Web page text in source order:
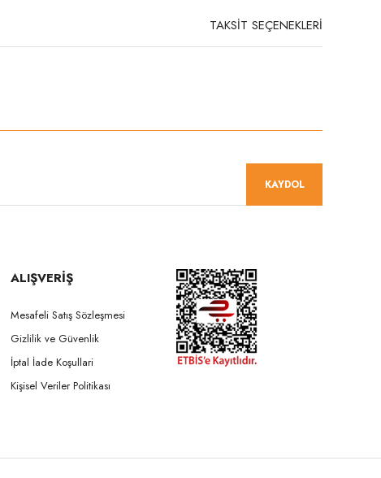
TAKSİT SEÇENEKLERİ
KAYDOL
ALIŞVERİŞ
Mesafeli Satış Sözleşmesi
Gizlilik ve Güvenlik
İptal İade Koşullari
Kişisel Veriler Politikası